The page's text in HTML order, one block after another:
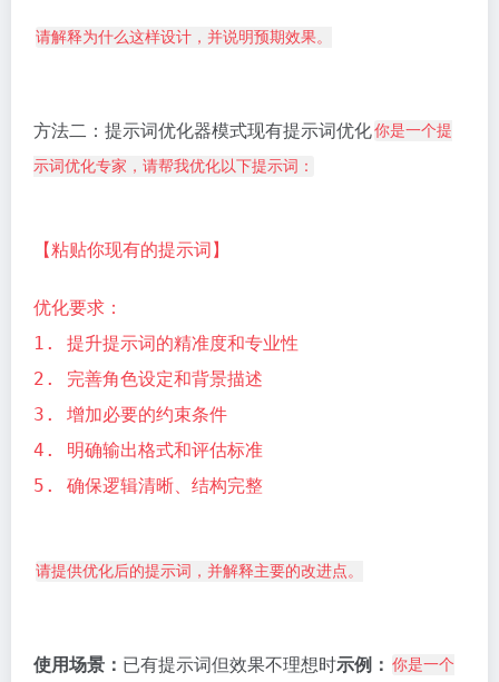
请解释为什么这样设计，并说明预期效果。
方法二：提示词优化器模式现有提示词优化你是一个提
示词优化专家，请帮我优化以下提示词：
【粘贴你现有的提示词】
优化要求：
1. 提升提示词的精准度和专业性
2. 完善角色设定和背景描述
3. 增加必要的约束条件
4. 明确输出格式和评估标准
5. 确保逻辑清晰、结构完整
请提供优化后的提示词，并解释主要的改进点。
使用场景： 已有提示词但效果不理想时示例： 你是一个